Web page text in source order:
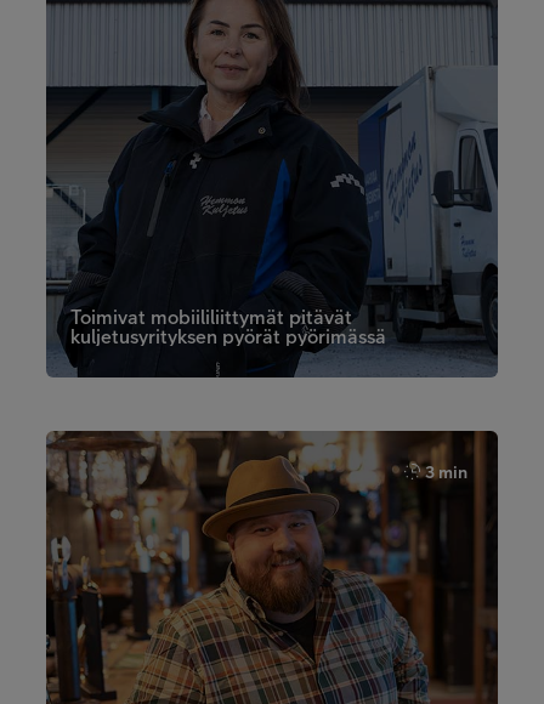
Toimivat mobiililiittymät pitävät
kuljetusyrityksen pyörät pyörimässä
3 min